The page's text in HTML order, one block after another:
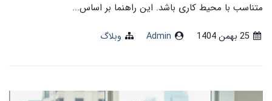
متناسب با محیط کاری باشد. این راهنما بر اساس...
25 بهمن 1404 Admin وبلاگ